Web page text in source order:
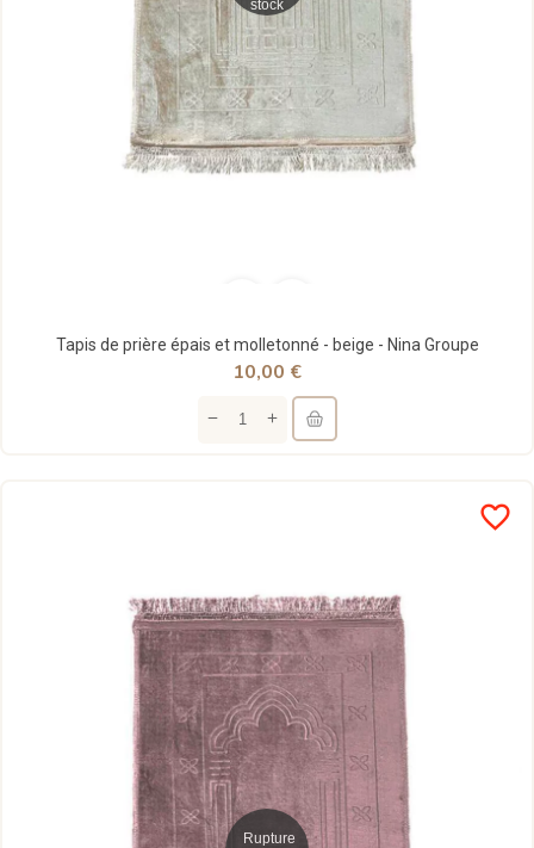
stock
Tapis de prière épais et molletonné - beige - Nina Groupe
10,00 €
favorite_border
Rupture